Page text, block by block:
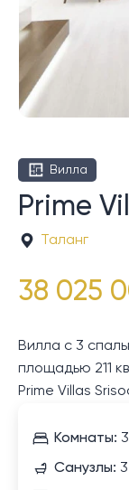
Вилла
Prime
Таланг
38 025
Вилла с 3
площадью 211
Prime Villas
Комнаты: 3
Санузлы: 3